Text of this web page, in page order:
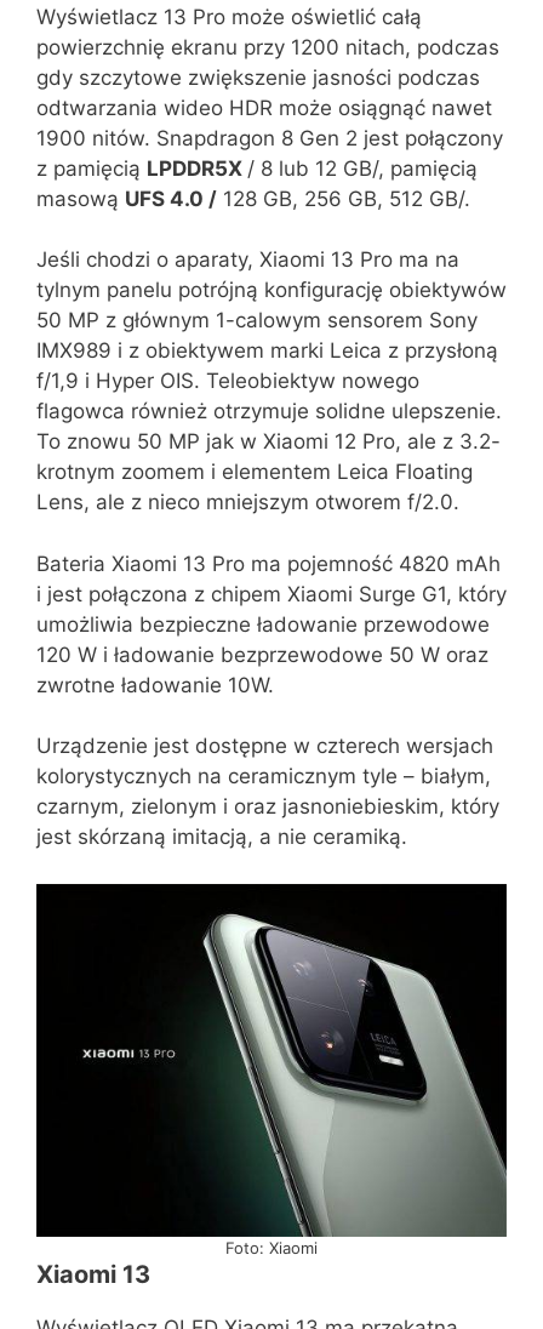
Wyświetlacz 13 Pro może oświetlić całą
powierzchnię ekranu przy 1200 nitach, podczas
gdy szczytowe zwiększenie jasności podczas
odtwarzania wideo HDR może osiągnąć nawet
1900 nitów. Snapdragon 8 Gen 2 jest połączony
z pamięcią LPDDR5X / 8 lub 12 GB/, pamięcią
masową UFS 4.0 / 128 GB, 256 GB, 512 GB/.
Jeśli chodzi o aparaty, Xiaomi 13 Pro ma na
tylnym panelu potrójną konfigurację obiektywów
50 MP z głównym 1-calowym sensorem Sony
IMX989 i z obiektywem marki Leica z przysłoną
f/1,9 i Hyper OIS. Teleobiektyw nowego
flagowca również otrzymuje solidne ulepszenie.
To znowu 50 MP jak w Xiaomi 12 Pro, ale z 3.2-
krotnym zoomem i elementem Leica Floating
Lens, ale z nieco mniejszym otworem f/2.0.
Bateria Xiaomi 13 Pro ma pojemność 4820 mAh
i jest połączona z chipem Xiaomi Surge G1, który
umożliwia bezpieczne ładowanie przewodowe
120 W i ładowanie bezprzewodowe 50 W oraz
zwrotne ładowanie 10W.
Urządzenie jest dostępne w czterech wersjach
kolorystycznych na ceramicznym tyle – białym,
czarnym, zielonym i oraz jasnoniebieskim, który
jest skórzaną imitacją, a nie ceramiką.
Foto: Xiaomi
Xiaomi 13